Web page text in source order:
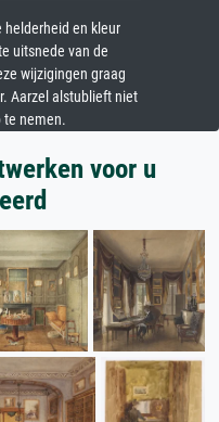
helderheid en kleur
uitsnede van de
wijzigingen graag
Aarzel alstublieft niet
te nemen.
voor u